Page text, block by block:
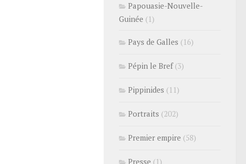
Papouasie-Nouvelle-
Guinée (1)
Pays de Galles (16)
Pépin le Bref(3)
Pippinides (11)
Portraits (202)
Premier empire (58)
Presse (1)